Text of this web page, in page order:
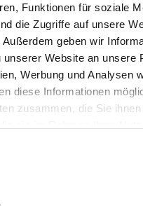
Funktionen für soziale
die Zugriffe auf unsere
geben wir
unserer Website an unsere
Werbung und Analysen
diese Informationen
zusammen, die Sie
heute noch
Diese Frage stand
der Arbeitsgruppe
e.V. am 11. Februar
voll, Aufmerksamkeit
liegen nur einen
neben unserem
und Björn Marz
(IAD GmbH) sowie
um Bewährtes,